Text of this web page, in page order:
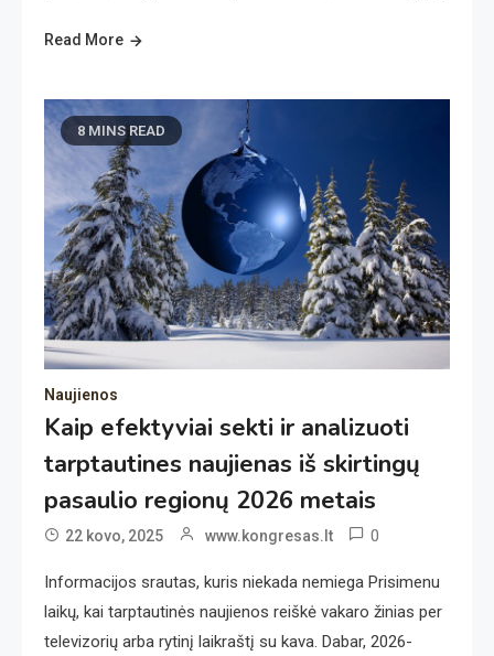
Read More
8 MINS READ
Naujienos
Kaip efektyviai sekti ir analizuoti
tarptautines naujienas iš skirtingų
pasaulio regionų 2026 metais
22 kovo, 2025 www.kongresas.lt 0
Informacijos srautas, kuris niekada nemiega Prisimenu
laikų, kai tarptautinės naujienos reiškė vakaro žinias per
televizorių arba rytinį laikraštį su kava. Dabar, 2026-